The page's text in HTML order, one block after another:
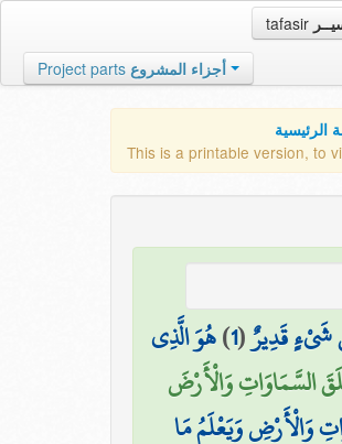
tafasir
Project parts أجزاء المشروع
الرئيسية
This is a printable version, to
شَيْءٍ قَدِيرٌ(
1
)هُوَ الَّذِي
السَّمَاوَاتِ وَالْأَرْضَ
وَالْأَرْضِ وَيَعْلَمُ مَا